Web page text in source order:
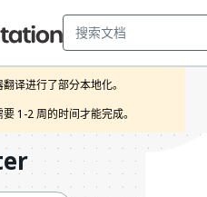
译进行了部分本地化。
1-2 周的时间才能完成。